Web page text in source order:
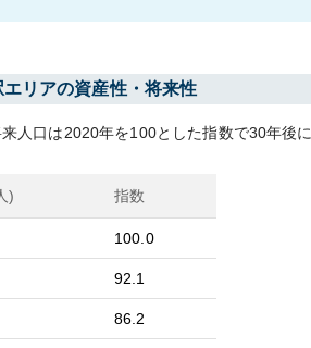
エリアの資産性・将来性
人口は2020年を100とした指数で30年後に
) 指数
100.0
92.1
86.2